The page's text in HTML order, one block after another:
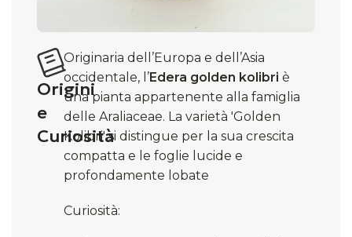
Origini
e
Curiosità
Originaria dell’Europa e dell’Asia
occidentale, l’Edera golden kolibri è
una pianta appartenente alla famiglia
delle Araliaceae. La varietà 'Golden
Kolibri' si distingue per la sua crescita
compatta e le foglie lucide e
profondamente lobate
Curiosità: